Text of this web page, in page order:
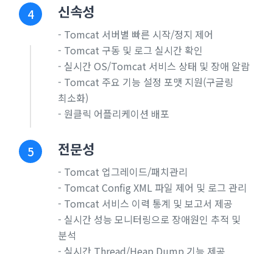
4 신속성
- Tomcat 서버별 빠른 시작/정지 제어
- Tomcat 구동 및 로그 실시간 확인
- 실시간 OS/Tomcat 서비스 상태 및 장애 알람
- Tomcat 주요 기능 설정 포맷 지원(구글링
최소화)
- 원클릭 어플리케이션 배포
5 전문성
- Tomcat 업그레이드/패치관리
- Tomcat Config XML 파일 제어 및 로그 관리
- Tomcat 서비스 이력 통계 및 보고서 제공
- 실시간 성능 모니터링으로 장애원인 추적 및
분석
- 실시간 Thread/Heap Dump 기능 제공